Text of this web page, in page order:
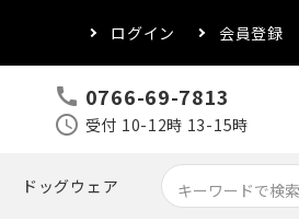
ログイン 会員登録
call 0766-69-7813
schedule 受付 10-12時 13-15時
ドッグウェア